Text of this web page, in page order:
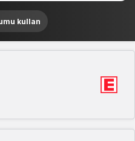
kullan